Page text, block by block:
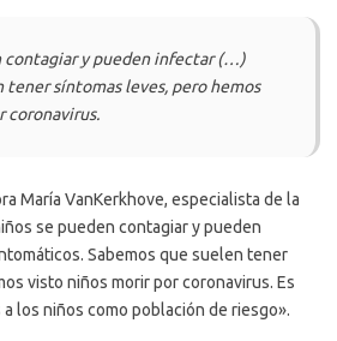
contagiar y pueden infectar (…)
tener síntomas leves, pero hemos
coronavirus.
María VanKerkhove, especialista de la
se pueden contagiar y pueden
Sabemos que suelen tener
visto niños morir por coronavirus. Es
los niños como población de riesgo».